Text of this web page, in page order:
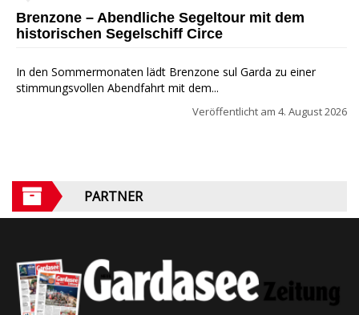
Brenzone – Abendliche Segeltour mit dem
historischen Segelschiff Circe
In den Sommermonaten lädt Brenzone sul Garda zu einer
stimmungsvollen Abendfahrt mit dem...
Veröffentlicht am 4. August 2026
PARTNER